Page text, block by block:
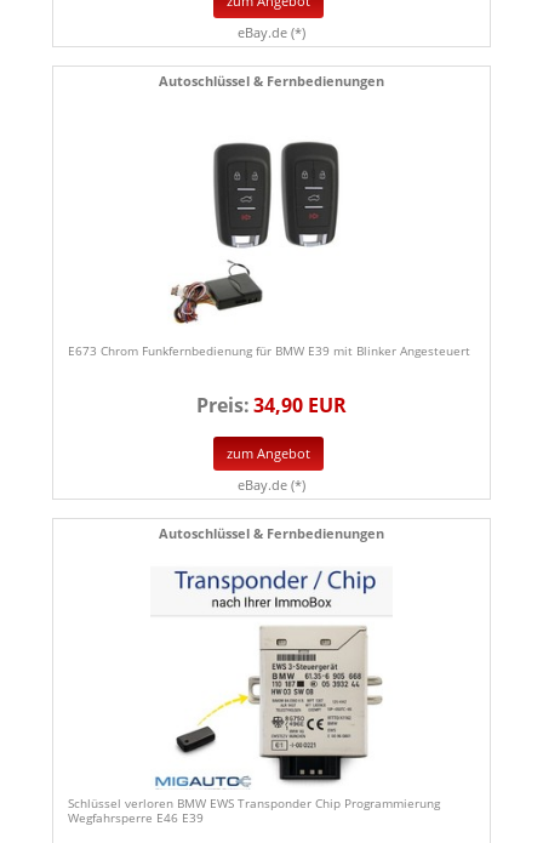
eBay.de (*)
Autoschlüssel & Fernbedienungen
E673 Chrom Funkfernbedienung für BMW E39 mit Blinker Angesteuert
Preis:34,90 EUR
zum Angebot
eBay.de (*)
Autoschlüssel & Fernbedienungen
Schlüssel verloren BMW EWS Transponder Chip Programmierung
Wegfahrsperre E46 E39